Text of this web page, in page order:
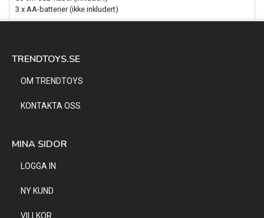
3 x AA-batterier (ikke inkludert)
TRENDTOYS.SE
OM TRENDTOYS
KONTAKTA OSS
MINA SIDOR
LOGGA IN
NY KUND
VILLKOR